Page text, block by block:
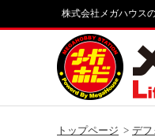
株式会社メガハウス
トップページ デフ